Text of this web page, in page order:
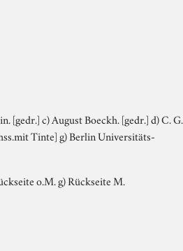
[gedr.] c) August Boeckh. [gedr.] d) C. G.
Tinte] g) Berlin Universitäts-
o.M. g) Rückseite M.